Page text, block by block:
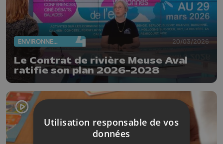
ENVIRONNEMENT 20/03/2026
Le Contrat de rivière Meuse Aval
ratifie son plan 2026-2028
Utilisation responsable de vos
données